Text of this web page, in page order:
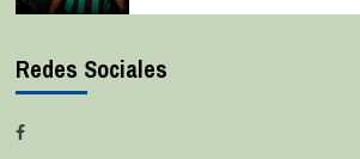
Redes Sociales